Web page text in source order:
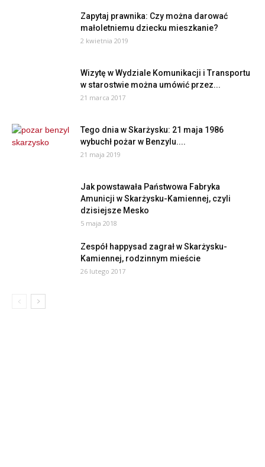
Zapytaj prawnika: Czy można darować
małoletniemu dziecku mieszkanie?
2 kwietnia 2019
Wizytę w Wydziale Komunikacji i Transportu
w starostwie można umówić przez...
21 marca 2017
Tego dnia w Skarżysku: 21 maja 1986
wybuchł pożar w Benzylu....
21 maja 2019
Jak powstawała Państwowa Fabryka
Amunicji w Skarżysku-Kamiennej, czyli
dzisiejsze Mesko
5 maja 2018
Zespół happysad zagrał w Skarżysku-
Kamiennej, rodzinnym mieście
26 lutego 2017